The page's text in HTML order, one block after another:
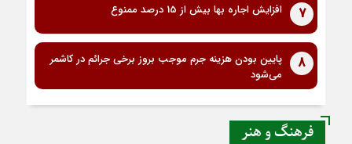
7 افزایش اجاره بها بیش از 15 درصد ممنوع
8
پایین بودن هزینه جرم موجب بروز برخی جرائم در کاشمر
می‌شود
فرهنگ و هنر